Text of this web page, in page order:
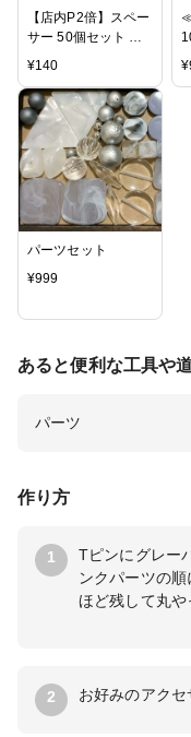
【店内P2倍】スペー
サー 50個セット 約
4mm 《 アクセサリ
イヤリング セット
ピアス 》
¥140 ¥
パーツセット
¥999
作り方
1
Tピンにグレー
ンクパーツの
ほど残して丸や
2 お好みのアクセ
あると便利な工具や
パーツ